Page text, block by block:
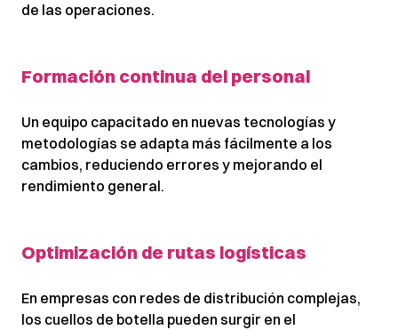
de las operaciones.
Formación continua del personal
Un equipo capacitado en nuevas tecnologías y
metodologías se adapta más fácilmente a los
cambios, reduciendo errores y mejorando el
rendimiento general.
Optimización de rutas logísticas
En empresas con redes de distribución complejas,
los cuellos de botella pueden surgir en el